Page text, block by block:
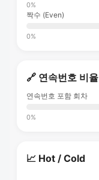
0%
짝수 (Even)
0%
🔗 연속번호 비율
연속번호 포함 회차
0%
📈 Hot / Cold